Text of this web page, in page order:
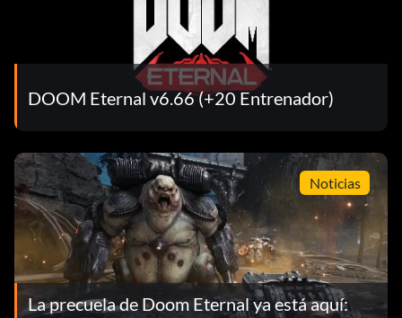
DOOM Eternal v6.66 (+20 Entrenador)
Noticias
La precuela de Doom Eternal ya está aquí: